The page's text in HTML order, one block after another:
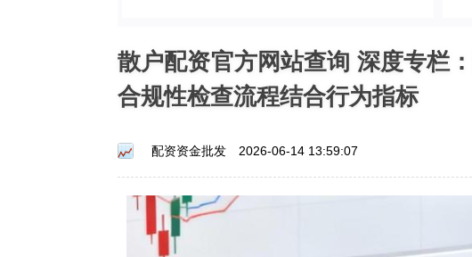
散户配资官方网站查询 深度专栏
合规性检查流程结合行为指标
配资资金批发 2026-06-14 13:59:07